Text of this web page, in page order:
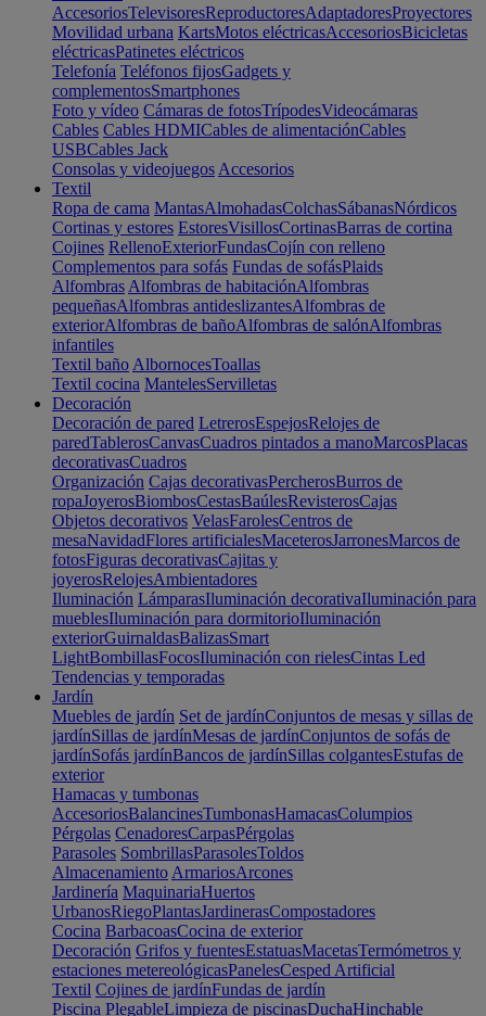
AccesoriosTelevisoresReproductoresAdaptadoresProyectores
Movilidad urbana KartsMotos eléctricasAccesoriosBicicletas
eléctricasPatinetes eléctricos
Telefonía Teléfonos fijosGadgets y
complementosSmartphones
Foto y vídeo Cámaras de fotosTrípodesVideocámaras
Cables Cables HDMICables de alimentaciónCables
USBCables Jack
Consolas y videojuegos Accesorios
Textil
Ropa de cama MantasAlmohadasColchasSábanasNórdicos
Cortinas y estores EstoresVisillosCortinasBarras de cortina
Cojines RellenoExteriorFundasCojín con relleno
Complementos para sofás Fundas de sofásPlaids
Alfombras Alfombras de habitaciónAlfombras
pequeñasAlfombras antideslizantesAlfombras de
exteriorAlfombras de bañoAlfombras de salónAlfombras
infantiles
Textil baño AlbornocesToallas
Textil cocina MantelesServilletas
Decoración
Decoración de pared LetrerosEspejosRelojes de
paredTablerosCanvasCuadros pintados a manoMarcosPlacas
decorativasCuadros
Organización Cajas decorativasPercherosBurros de
ropaJoyerosBiombosCestasBaúlesRevisterosCajas
Objetos decorativos VelasFarolesCentros de
mesaNavidadFlores artificialesMaceterosJarronesMarcos de
fotosFiguras decorativasCajitas y
joyerosRelojesAmbientadores
Iluminación LámparasIluminación decorativaIluminación para
mueblesIluminación para dormitorioIluminación
exteriorGuirnaldasBalizasSmart
LightBombillasFocosIluminación con rielesCintas Led
Tendencias y temporadas
Jardín
Muebles de jardín Set de jardínConjuntos de mesas y sillas de
jardínSillas de jardínMesas de jardínConjuntos de sofás de
jardínSofás jardínBancos de jardínSillas colgantesEstufas de
exterior
Hamacas y tumbonas
AccesoriosBalancinesTumbonasHamacasColumpios
Pérgolas CenadoresCarpasPérgolas
Parasoles SombrillasParasolesToldos
Almacenamiento ArmariosArcones
Jardinería MaquinariaHuertos
UrbanosRiegoPlantasJardinerasCompostadores
Cocina BarbacoasCocina de exterior
Decoración Grifos y fuentesEstatuasMacetasTermómetros y
estaciones metereológicasPanelesCesped Artificial
Textil Cojines de jardínFundas de jardín
Piscina PlegableLimpieza de piscinasDuchaHinchable